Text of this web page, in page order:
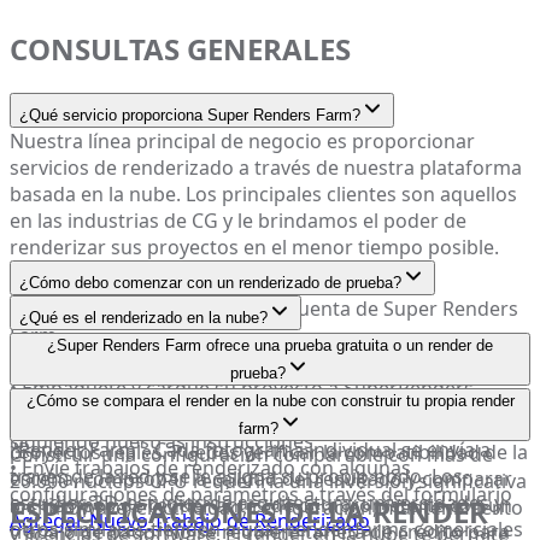
CONSULTAS GENERALES
¿Qué servicio proporciona Super Renders Farm?
Nuestra línea principal de negocio es proporcionar
servicios de renderizado a través de nuestra plataforma
basada en la nube. Los principales clientes son aquellos
en las industrias de CG y le brindamos el poder de
renderizar sus proyectos en el menor tiempo posible.
¿Cómo debo comenzar con un renderizado de prueba?
• Regístresepara obtener una cuenta de Super Renders
Farm
• Inicie sesión en su cuenta
•Empaquete y cargue su proyecto a SuperRenders
Spaces o a través de la aplicación cliente SuperRenders
siguiendonuestras instrucciones
• Envíe trabajos de renderizado con algunas
configuraciones de parámetros a través del formulario
Agregar Nuevo Trabajo de Renderizado
¿Qué es el renderizado en la nube?
El renderizado en la nube, también conocido como
renderizado distribuido, es el renderizado del archivo de
escena de una aplicación 3D a través de una vasta red de
computadoras, conocida en toda la industria como una
"Render Farm". Cada fotograma individual se envía a
través de la red y se le asigna su propio nodo. Los
estudios 3D, estudios de arquitectura, universidades y
otros similares tienden a usar render farms comerciales
¿Super Renders Farm ofrece una prueba gratuita o un render de
prueba?
Sí. Las cuentas nuevas reciben créditos de render
gratuitos para probar el servicio con archivos de
proyectos reales. Puedes verificar la compatibilidad de la
escena, comprobar la calidad del resultado y comparar
los tiempos de render antes de comprometerte con un
trabajo de pago. No se requiere tarjeta de crédito para
¿Cómo se compara el render en la nube con construir tu propia render
farm?
Construir una configuración comparable con más de
20.000 núcleos CPU requeriría una inversión significativa
en hardware, electricidad, refrigeración, mantenimiento
y licencias de software. El render en la nube te permite
ESPECIFICACIONES DE LA RENDER